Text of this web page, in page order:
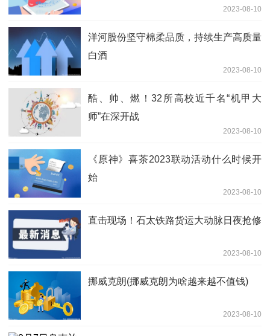
2023-08-10
洋河股份坚守棉柔品质，持续生产高质量
白酒
2023-08-10
酷、帅、燃！32所高校近千名“机甲大
师”在深开战
2023-08-10
《原神》喜茶2023联动活动什么时候开
始
2023-08-10
直击现场！石太铁路货运大动脉日夜抢修
2023-08-10
挪威克朗(挪威克朗为啥越来越不值钱)
2023-08-10